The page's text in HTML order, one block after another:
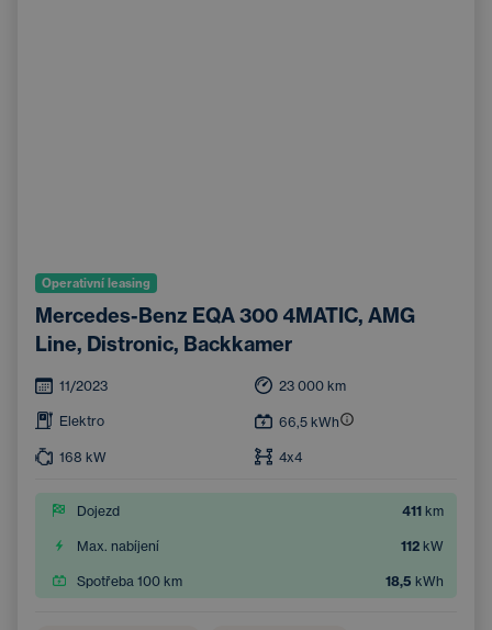
Operativní leasing
Mercedes-Benz EQA 300 4MATIC, AMG
Line, Distronic, Backkamer
11/2023 23 000 km
Elektro 66,5 kWh
168 kW 4x4
Dojezd 411 km
Max. nabíjení 112 kW
Spotřeba 100 km 18,5 kWh